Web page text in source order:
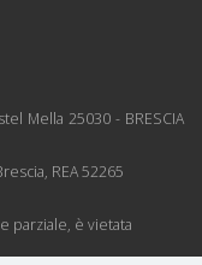
Mella 25030 - BRESCIA
REA 52265
parziale, è vietata